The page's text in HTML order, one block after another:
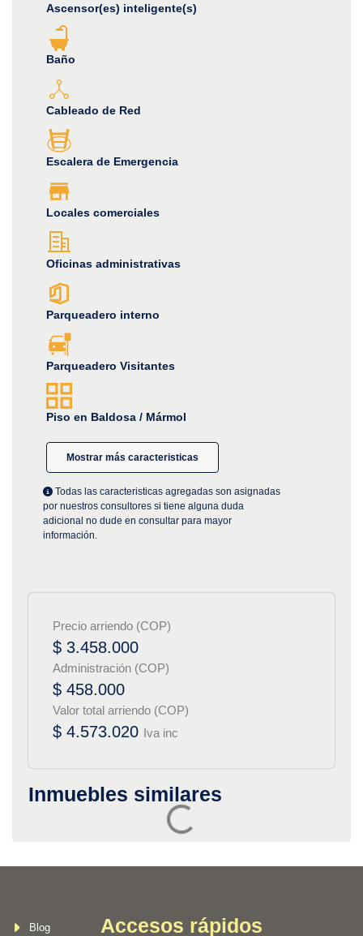
Ascensor(es) inteligente(s)
Baño
Cableado de Red
Escalera de Emergencia
Locales comerciales
Oficinas administrativas
Parqueadero interno
Parqueadero Visitantes
Piso en Baldosa / Mármol
Mostrar más caracteristicas
Todas las caracteristicas agregadas son asignadas
por nuestros consultores si tiene alguna duda
adicional no dude en consultar para mayor
información.
Precio arriendo (COP)
$ 3.458.000
Administración (COP)
$ 458.000
Valor total arriendo (COP)
$ 4.573.020 Iva inc
Inmuebles similares
Accesos rápidos
Blog